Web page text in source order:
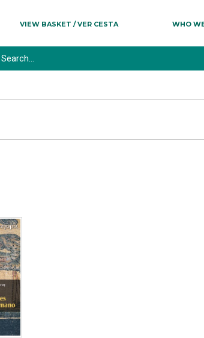
VIEW BASKET / VER CESTA WHO